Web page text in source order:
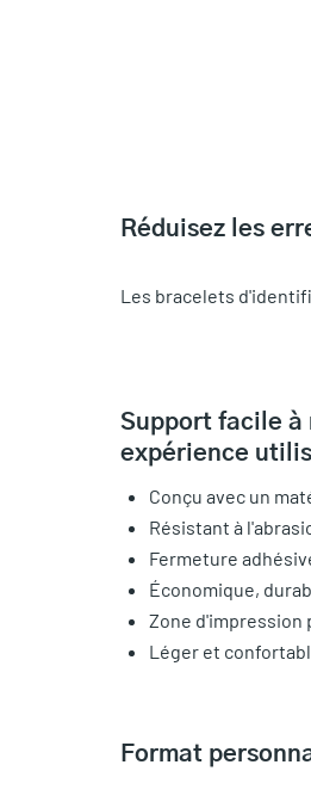
Réduisez les
Les bracelets
Support facile à
expérience
Conçu avec un
Résistant à
Fermeture
Économique,
Zone d'impression
Léger et
Format